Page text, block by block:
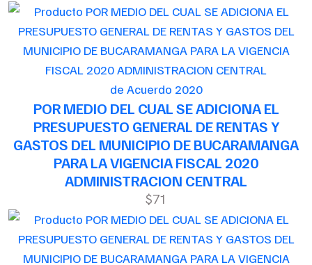
de Acuerdo 2020
POR MEDIO DEL CUAL SE ADICIONA EL
PRESUPUESTO GENERAL DE RENTAS Y
GASTOS DEL MUNICIPIO DE BUCARAMANGA
PARA LA VIGENCIA FISCAL 2020
ADMINISTRACION CENTRAL
$71